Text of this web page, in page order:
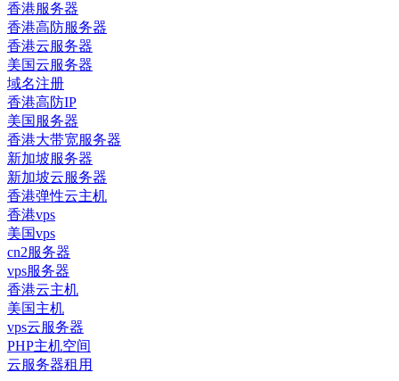
香港服务器
香港高防服务器
香港云服务器
美国云服务器
域名注册
香港高防IP
美国服务器
香港大带宽服务器
新加坡服务器
新加坡云服务器
香港弹性云主机
香港vps
美国vps
cn2服务器
vps服务器
香港云主机
美国主机
vps云服务器
PHP主机空间
云服务器租用